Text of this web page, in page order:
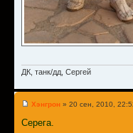
ДК, танк/дд, Сергей
Хэнгрон » 20 сен, 2010,
Серега.